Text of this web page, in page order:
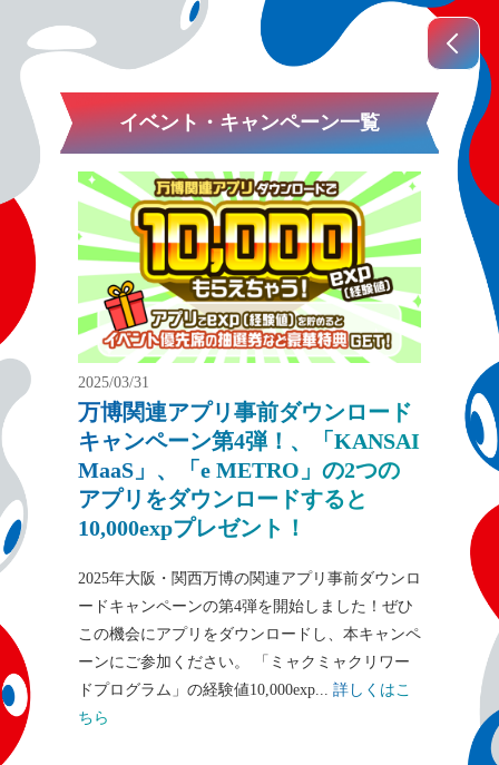
イベント・キャンペーン一覧
2025/03/31
万博関連アプリ事前ダウンロード
キャンペーン第4弾！、「KANSAI
MaaS」、「e METRO」の2つの
アプリをダウンロードすると
10,000expプレゼント！
2025年大阪・関西万博の関連アプリ事前ダウンロ
ードキャンペーンの第4弾を開始しました！ぜひ
この機会にアプリをダウンロードし、本キャンペ
ーンにご参加ください。 「ミャクミャクリワー
ドプログラム」の経験値10,000exp... 詳しくはこ
ちら